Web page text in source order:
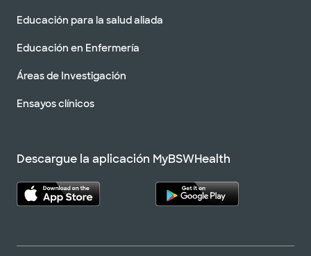
Educación para la salud aliada
Educación en Enfermería
Áreas de Investigación
Ensayos clínicos
Descargue la aplicación MyBSWHealth